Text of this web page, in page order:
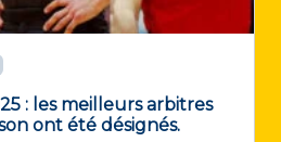
: les meilleurs arbitres
ont été désignés.